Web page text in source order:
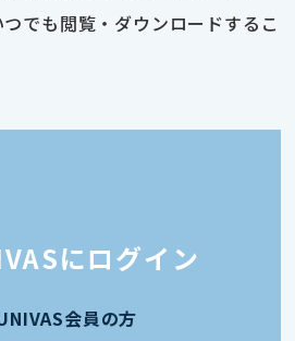
でも閲覧・ダウンロードするこ
にログイン
会員の方